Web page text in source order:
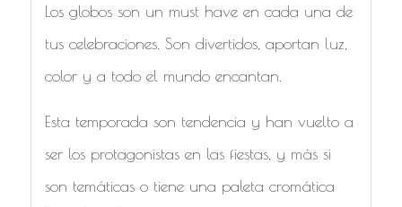
Los globos son un must have en cada una de
tus celebraciones. Son divertidos, aportan luz,
color y a todo el mundo encantan.
Esta temporada son tendencia y han vuelto a
ser los protagonistas en las fiestas, y más si
son temáticas o tiene una paleta cromática